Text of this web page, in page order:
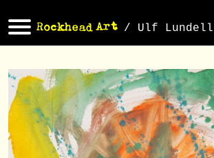
/ Ulf Lundell